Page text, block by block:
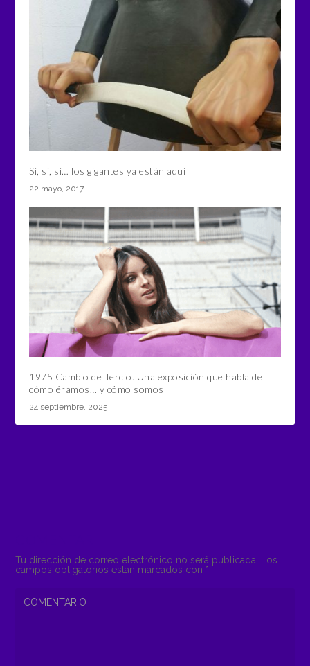
Sí, sí, sí… los gigantes ya están aquí
22 mayo, 2017
1975 Cambio de Tercio. Una exposición que habla de
cómo éramos… y cómo somos
24 septiembre, 2025
Tu dirección de correo electrónico no será publicada. Los
campos obligatorios están marcados con *